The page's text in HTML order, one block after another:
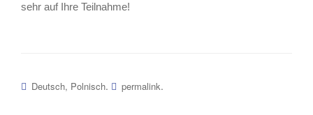
sehr auf Ihre Teilnahme!
Deutsch, Polnisch. permalink.